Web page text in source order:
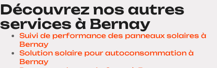
Découvrez nos autres
services à Bernay
Suivi de performance des panneaux solaires à
Bernay
Solution solaire pour autoconsommation à
Bernay